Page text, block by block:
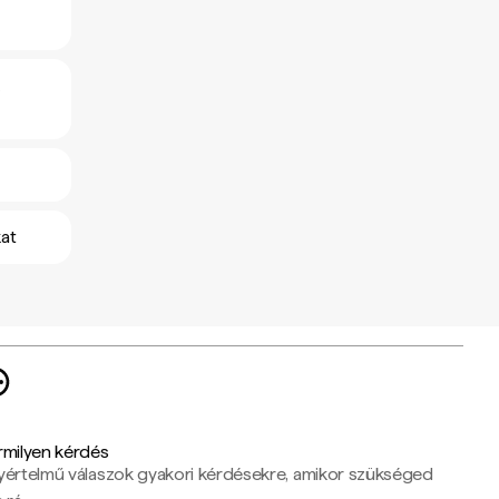
kérdés
válaszok gyakori kérdésekre, amikor szükséged